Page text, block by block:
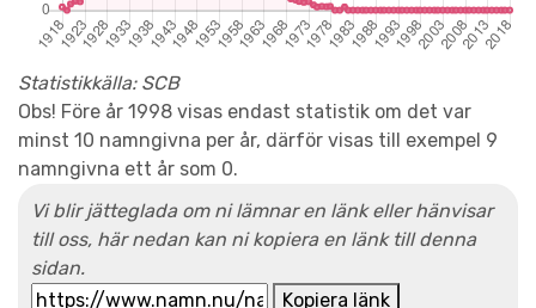
Statistikkälla: SCB
Obs! Före år 1998 visas endast statistik om det var
minst 10 namngivna per år, därför visas till exempel 9
namngivna ett år som 0.
Vi blir jätteglada om ni lämnar en länk eller hänvisar
till oss, här nedan kan ni kopiera en länk till denna
sidan.
Kopiera länk